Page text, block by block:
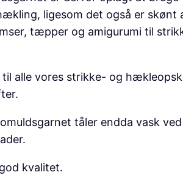
ligesom det også er skønt
tæpper og amigurumi til
alle vores strikke- og
tåler endda vask
kvalitet.